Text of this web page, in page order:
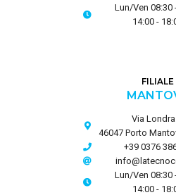
Lun/Ven 08:30
14:00 -
FILIALE
Via Londra
46047 Porto
+39 0376
Lun/Ven 08:30
14:00 -